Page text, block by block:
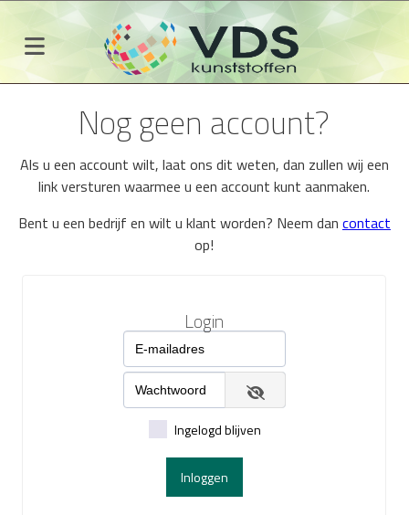
Nog geen account?
Als u een account wilt, laat ons dit weten, dan zullen wij een
link versturen waarmee u een account kunt aanmaken.
Bent u een bedrijf en wilt u klant worden? Neem dan contact
op!
Login
Ingelogd blijven
Inloggen